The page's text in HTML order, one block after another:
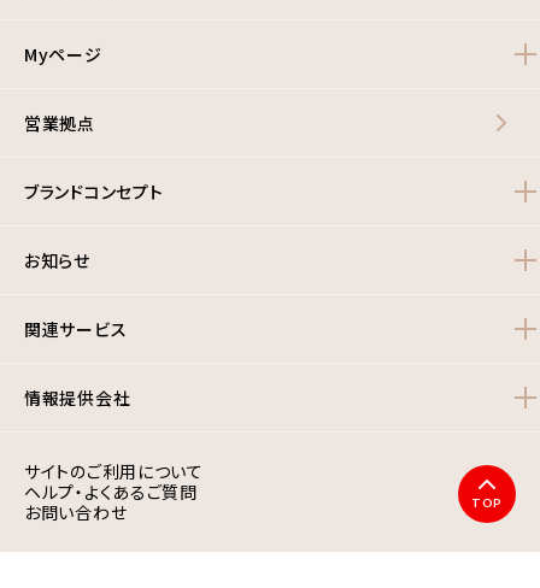
Myページ
営業拠点
ブランドコンセプト
お知らせ
関連サービス
情報提供会社
サイトのご利用について
ヘルプ・よくあるご質問
お問い合わせ
TOP